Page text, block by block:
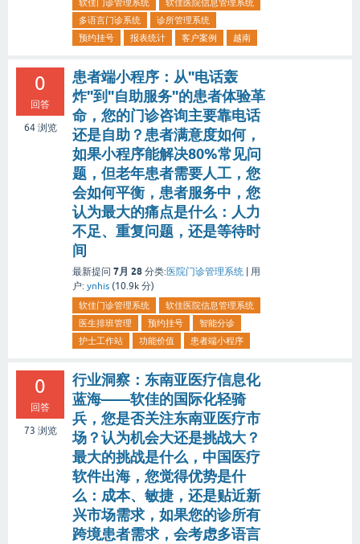
软佳门诊管理系统
软佳医院信息管理系统
多语言门诊系统
诊所管理系统
预约挂号
报表统计 客户案例 越南
0
回答
64浏览
患者端小程序：从"电话轰
炸"到"自助服务"的患者体验革
命，您的门诊咨询主要靠电话
还是自助？患者满意度如何，
如果小程序能解决80%常见问
题，但老年患者需要人工，您
会如何平衡，患者服务中，您
认为最大的痛点是什么：人力
不足、重复问题，还是等待时
间
最新提问 7月 28 分类:医院门诊管理系统
用
户: ynhis (10.9k 分)
软佳门诊管理系统
软佳医院信息管理系统
医生排班管理
预约挂号
智能分诊
护士工作站
功能价值 患者端小程序
0
回答
73 浏览
行业洞察：东南亚医疗信息化
蓝海——软佳的国际化轻骑
兵，您是否关注东南亚医疗市
场？认为机会大还是挑战大？
最大的挑战是什么，中国医疗
软件出海，您觉得优势是什
么：成本、敏捷，还是贴近新
兴市场需求，如果您的诊所有
跨境患者需求，会考虑多语言